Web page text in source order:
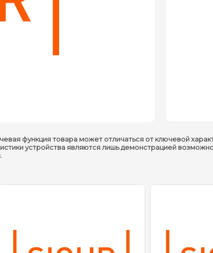
функция товара может отличаться от ключевой
устройства являются лишь демонстрацией